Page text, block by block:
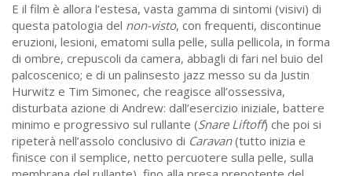
E il film è allora l’estesa, vasta gamma di sintomi (visivi) di
questa patologia del non-visto, con frequenti, discontinue
eruzioni, lesioni, ematomi sulla pelle, sulla pellicola, in forma
di ombre, crepuscoli da camera, abbagli di fari nel buio del
palcoscenico; e di un palinsesto jazz messo su da Justin
Hurwitz e Tim Simonec, che reagisce all’ossessiva,
disturbata azione di Andrew: dall’esercizio iniziale, battere
minimo e progressivo sul rullante (Snare Liftoff) che poi si
ripeterà nell’assolo conclusivo di Caravan(tutto inizia e
finisce con il semplice, netto percuotere sulla pelle, sulla